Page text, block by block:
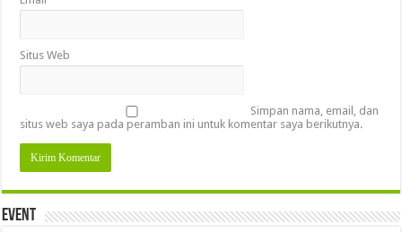
Situs Web
Simpan nama, email, dan
situs web saya pada peramban ini untuk komentar saya berikutnya.
Event